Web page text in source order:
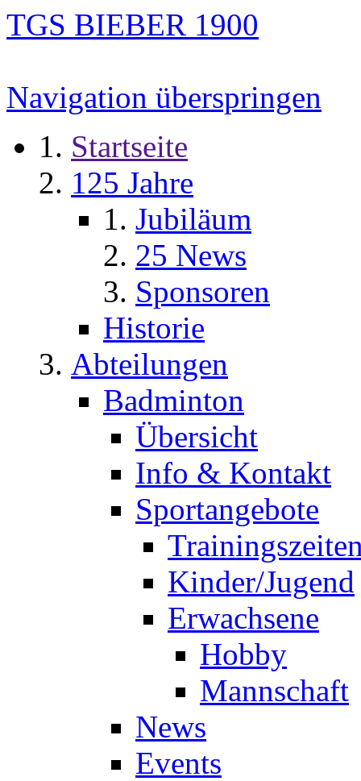
TGS BIEBER 1900
Navigation überspringen
Startseite
125 Jahre
Jubiläum
25 News
Sponsoren
Historie
Abteilungen
Badminton
Übersicht
Info & Kontakt
Sportangebote
Kinder/Jugend
Erwachsene
Hobby
Mannschaft
News
Events